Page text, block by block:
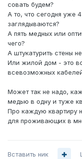
совать будем?
А то, что сегодня уже
заглядываются?
А пять медных или
чего?
А штукатурить стены
Или жилой дом - это
всевозможных
Может так не надо,
медью в одну и туже
Про каждую квартиру
для проживающих в
Вставить ник